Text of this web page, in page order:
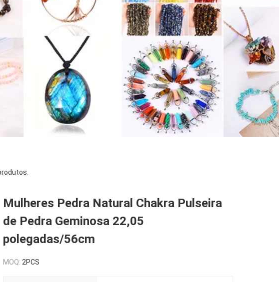
Mulheres Pedra Natural Chakra Pulseira
de Pedra Geminosa 22,05
polegadas/56cm
MOQ: 2PCS